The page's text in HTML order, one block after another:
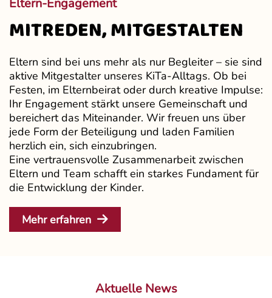
Eltern-Engagement
MITREDEN, MITGESTALTEN
Eltern sind bei uns mehr als nur Begleiter – sie sind
aktive Mitgestalter unseres KiTa-Alltags. Ob bei
Festen, im Elternbeirat oder durch kreative Impulse:
Ihr Engagement stärkt unsere Gemeinschaft und
bereichert das Miteinander. Wir freuen uns über
jede Form der Beteiligung und laden Familien
herzlich ein, sich einzubringen.
Eine vertrauensvolle Zusammenarbeit zwischen
Eltern und Team schafft ein starkes Fundament für
die Entwicklung der Kinder.
Mehr erfahren
Aktuelle News